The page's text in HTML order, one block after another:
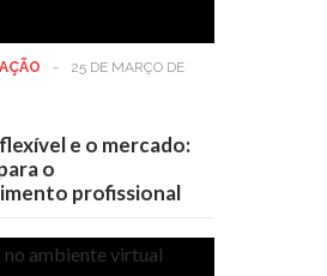
-
25 DE MARÇO DE
e o mercado:
o
profissional